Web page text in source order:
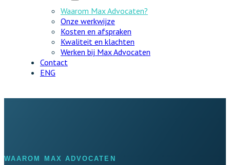
Waarom Max Advocaten?
Onze werkwijze
Kosten en afspraken
Kwaliteit en klachten
Werken bij Max Advocaten
Contact
ENG
WAAROM MAX ADVOCATEN